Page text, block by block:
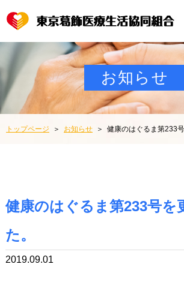
お知らせ
トップページ お知らせ 健康のはぐるま第233
健康のはぐるま第233号を
た。
2019.09.01